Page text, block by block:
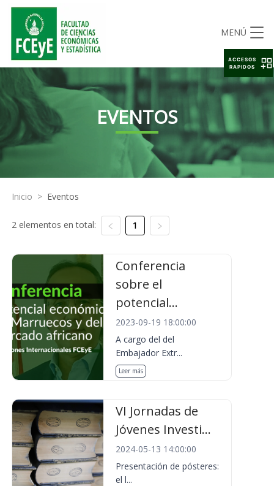
MENÚ
EVENTOS
Inicio > Eventos
2 elementos en total: 1
Conferencia
sobre el
potencial...
2023-09-19 18:00:00
A cargo del del
Embajador Extr...
Leer más
VI Jornadas de
Jóvenes Investi...
2024-05-13 14:00:00
Presentación de pósteres:
el l...
ACCESOS
RAPIDOS